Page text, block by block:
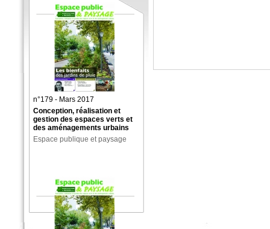
n°179 - Mars 2017
Conception, réalisation et
gestion des espaces verts et
des aménagements urbains
Espace publique et paysage